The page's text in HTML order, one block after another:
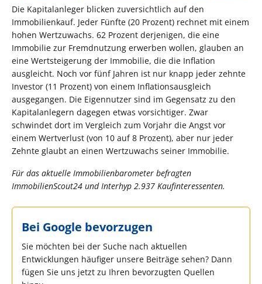
Die Kapitalanleger blicken zuversichtlich auf den
Immobilienkauf. Jeder Fünfte (20 Prozent) rechnet mit einem
hohen Wertzuwachs. 62 Prozent derjenigen, die eine
Immobilie zur Fremdnutzung erwerben wollen, glauben an
eine Wertsteigerung der Immobilie, die die Inflation
ausgleicht. Noch vor fünf Jahren ist nur knapp jeder zehnte
Investor (11 Prozent) von einem Inflationsausgleich
ausgegangen. Die Eigennutzer sind im Gegensatz zu den
Kapitalanlegern dagegen etwas vorsichtiger. Zwar
schwindet dort im Vergleich zum Vorjahr die Angst vor
einem Wertverlust (von 10 auf 8 Prozent), aber nur jeder
Zehnte glaubt an einen Wertzuwachs seiner Immobilie.
Für das aktuelle Immobilienbarometer befragten
ImmobilienScout24 und Interhyp 2.937 Kaufinteressenten.
Bei Google bevorzugen
Sie möchten bei der Suche nach aktuellen
Entwicklungen häufiger unsere Beiträge sehen? Dann
fügen Sie uns jetzt zu Ihren bevorzugten Quellen